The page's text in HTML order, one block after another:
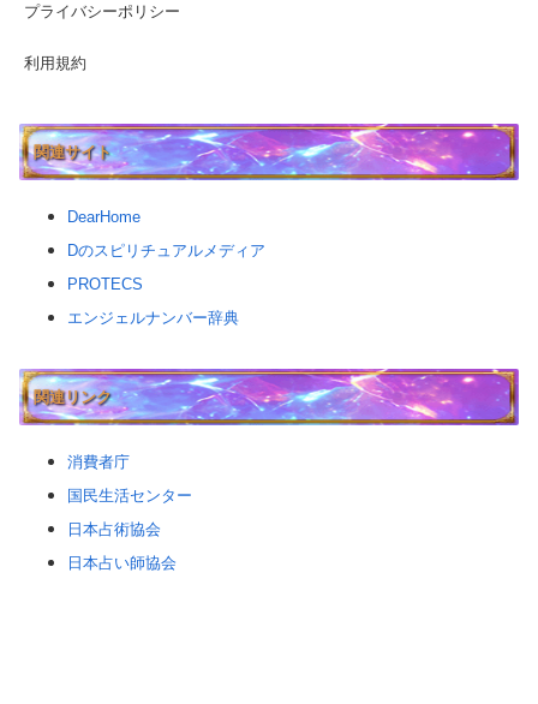
プライバシーポリシー
利用規約
関連サイト
DearHome
Dのスピリチュアルメディア
PROTECS
エンジェルナンバー辞典
関連リンク
消費者庁
国民生活センター
日本占術協会
日本占い師協会